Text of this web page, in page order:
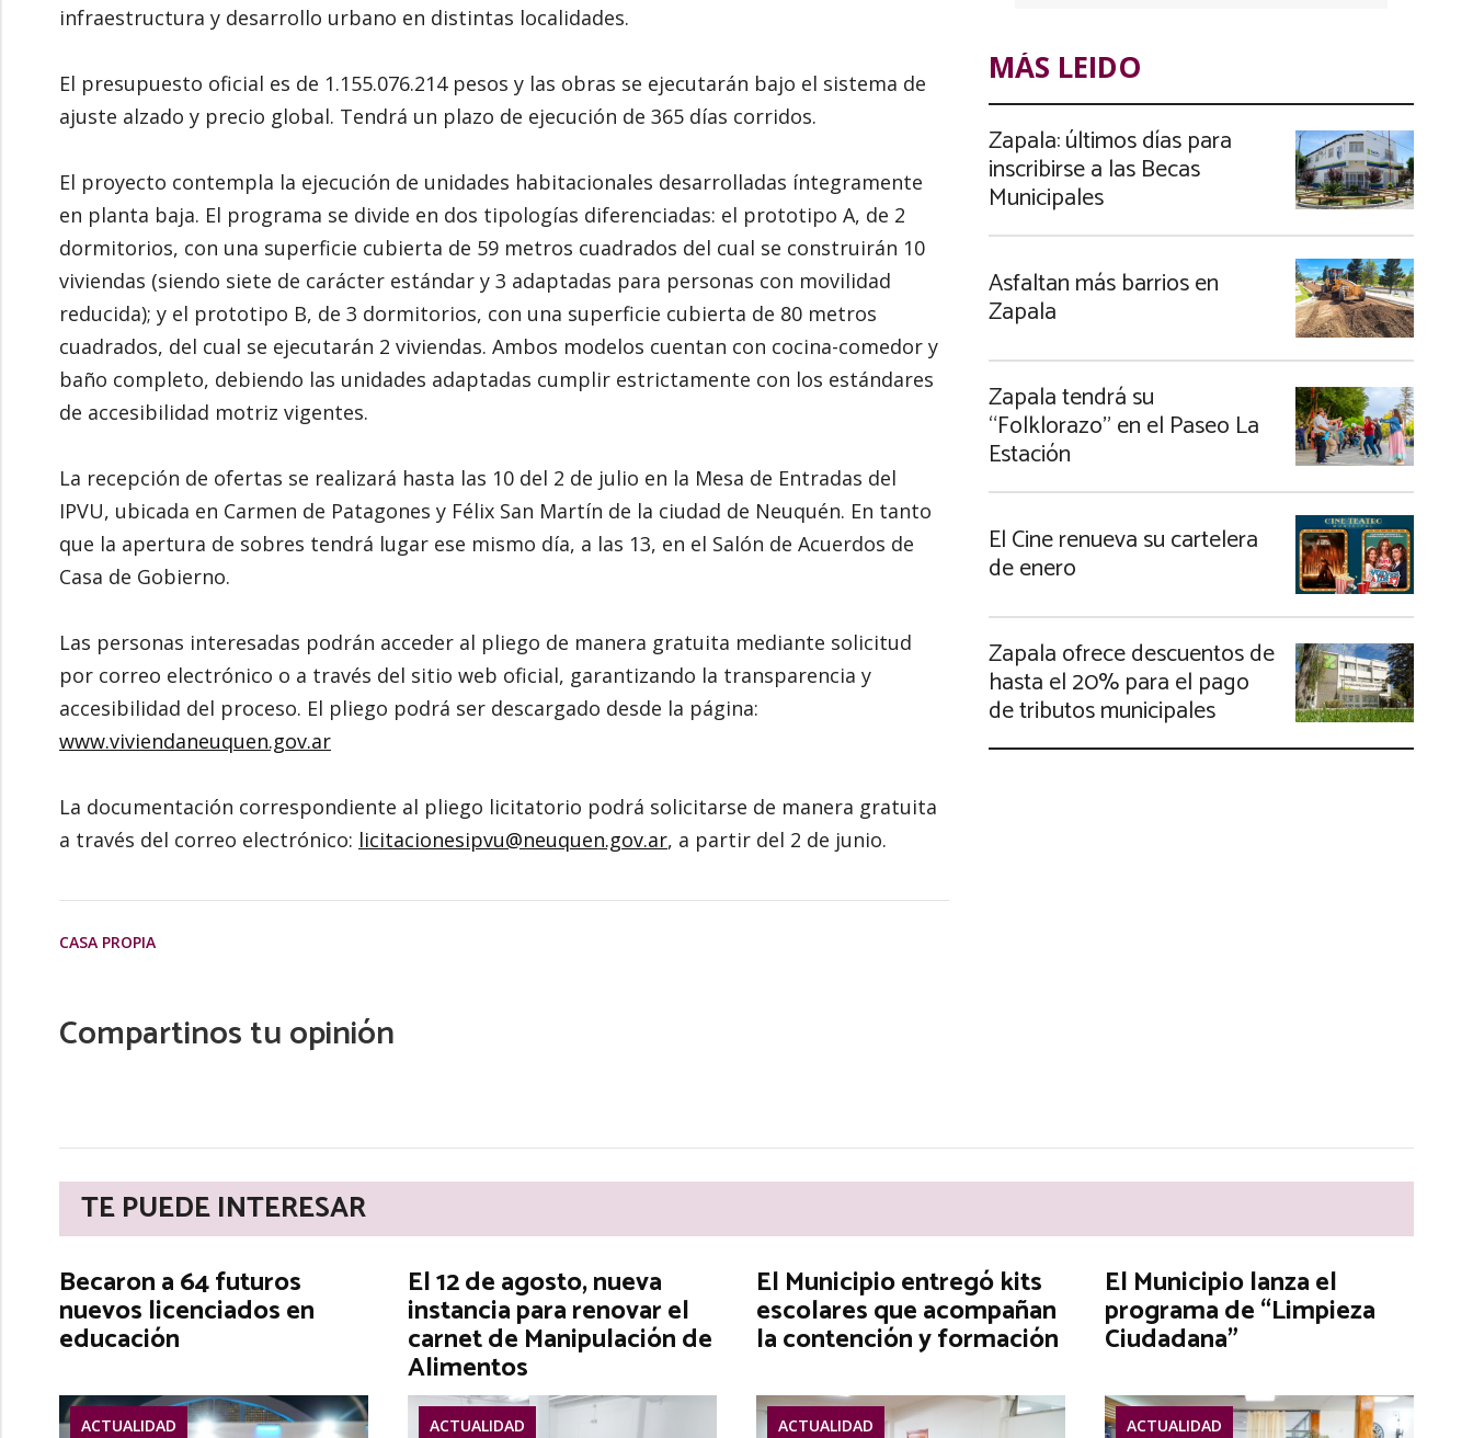
infraestructura y desarrollo urbano en distintas localidades.
El presupuesto oficial es de 1.155.076.214 pesos y las obras se ejecutarán bajo el sistema de
ajuste alzado y precio global. Tendrá un plazo de ejecución de 365 días corridos.
El proyecto contempla la ejecución de unidades habitacionales desarrolladas íntegramente
en planta baja. El programa se divide en dos tipologías diferenciadas: el prototipo A, de 2
dormitorios, con una superficie cubierta de 59 metros cuadrados del cual se construirán 10
viviendas (siendo siete de carácter estándar y 3 adaptadas para personas con movilidad
reducida); y el prototipo B, de 3 dormitorios, con una superficie cubierta de 80 metros
cuadrados, del cual se ejecutarán 2 viviendas. Ambos modelos cuentan con cocina-comedor y
baño completo, debiendo las unidades adaptadas cumplir estrictamente con los estándares
de accesibilidad motriz vigentes.
La recepción de ofertas se realizará hasta las 10 del 2 de julio en la Mesa de Entradas del
IPVU, ubicada en Carmen de Patagones y Félix San Martín de la ciudad de Neuquén. En tanto
que la apertura de sobres tendrá lugar ese mismo día, a las 13, en el Salón de Acuerdos de
Casa de Gobierno.
Las personas interesadas podrán acceder al pliego de manera gratuita mediante solicitud
por correo electrónico o a través del sitio web oficial, garantizando la transparencia y
accesibilidad del proceso. El pliego podrá ser descargado desde la página:
www.viviendaneuquen.gov.ar
La documentación correspondiente al pliego licitatorio podrá solicitarse de manera gratuita
a través del correo electrónico: licitacionesipvu@neuquen.gov.ar, a partir del 2 de junio.
CASA PROPIA
Compartinos tu opinión
MÁS LEIDO
Zapala: últimos días para
inscribirse a las Becas
Municipales
Asfaltan más barrios en
Zapala
Zapala tendrá su
“Folklorazo” en el Paseo La
Estación
El Cine renueva su cartelera
de enero
Zapala ofrece descuentos de
hasta el 20% para el pago
de tributos municipales
TE PUEDE INTERESAR
Becaron a 64 futuros
nuevos licenciados en
educación
ACTUALIDAD
El 12 de agosto, nueva
instancia para renovar el
carnet de Manipulación de
Alimentos
ACTUALIDAD
El Municipio entregó kits
escolares que acompañan
la contención y formación
ACTUALIDAD
El Municipio lanza el
programa de “Limpieza
Ciudadana”
ACTUALIDAD